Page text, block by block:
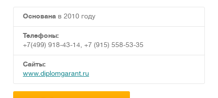
Основана в 2010 году
Телефоны:
+7(499) 918-43-14, +7 (915) 558-53-35
Сайты:
www.diplomgarant.ru